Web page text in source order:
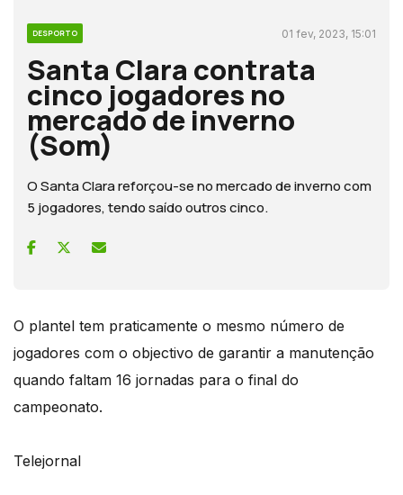
DESPORTO 01 fev, 2023, 15:01
Santa Clara contrata
cinco jogadores no
mercado de inverno
(Som)
O Santa Clara reforçou-se no mercado de inverno com
5 jogadores, tendo saído outros cinco.
O plantel tem praticamente o mesmo número de
jogadores com o objectivo de garantir a manutenção
quando faltam 16 jornadas para o final do
campeonato.
Telejornal